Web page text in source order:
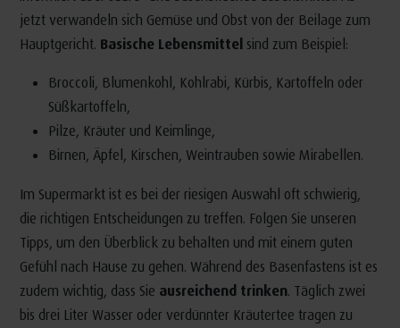
jetzt verwandeln sich Gemüse und Obst von der Beilage zum
Hauptgericht. Basische Lebensmittel sind zum Beispiel:
Broccoli, Blumenkohl, Kohlrabi, Kürbis, Kartoffeln oder
Süßkartoffeln,
Pilze, Kräuter und Keimlinge,
Birnen, Äpfel, Kirschen, Weintrauben sowie Mirabellen.
Im Supermarkt ist es bei der riesigen Auswahl oft schwierig,
die richtigen Entscheidungen zu treffen. Folgen Sie unseren
Tipps, um den Überblick zu behalten und mit einem guten
Gefühl nach Hause zu gehen. Während des Basenfastens ist es
zudem wichtig, dass Sie ausreichend trinken. Täglich zwei
bis drei Liter Wasser oder verdünnter Kräutertee tragen zu